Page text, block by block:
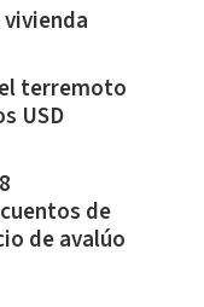
terremoto
USD
de
de avalúo